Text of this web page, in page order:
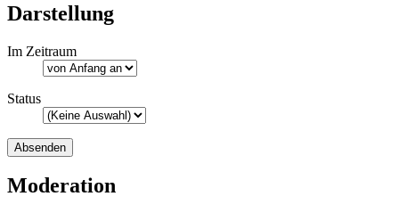
Darstellung
Im Zeitraum
Status
Moderation